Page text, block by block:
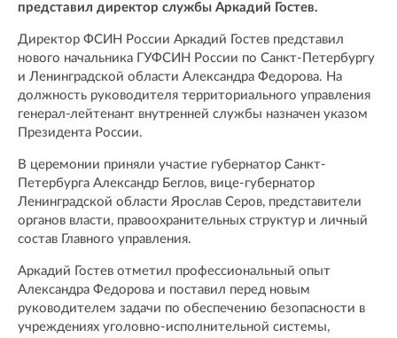
представил директор службы Аркадий Гостев.
Директор ФСИН России Аркадий Гостев представил
нового начальника ГУФСИН России по Санкт-Петербургу
и Ленинградской области Александра Федорова. На
должность руководителя территориального управления
генерал-лейтенант внутренней службы назначен указом
Президента России.
В церемонии приняли участие губернатор Санкт-
Петербурга Александр Беглов, вице-губернатор
Ленинградской области Ярослав Серов, представители
органов власти, правоохранительных структур и личный
состав Главного управления.
Аркадий Гостев отметил профессиональный опыт
Александра Федорова и поставил перед новым
руководителем задачи по обеспечению безопасности в
учреждениях уголовно-исполнительной системы,